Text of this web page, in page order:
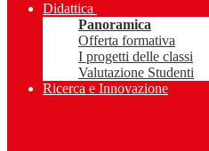
Didattica
Panoramica
Offerta formativa
I progetti delle classi
Valutazione Studenti
Ricerca e Innovazione